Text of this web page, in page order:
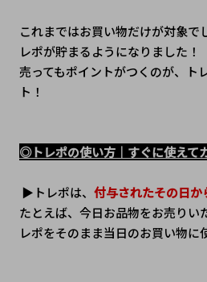
これまではお買い物だけが対象で
レポが貯まるようになりました！
売ってもポイントがつくのが、ト
ト！
◎トレポの使い方｜すぐに使えて
▶トレポは、 付与されたその日か
たとえば、今日お品物をお売りい
レポをそのまま当日のお買い物に